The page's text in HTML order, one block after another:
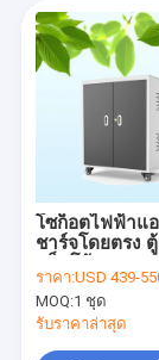
โซก็อตไฟฟ้าแ
ชาร์จโดยตรง
ราคา:USD 439-
MOQ:1 ชุด
รับราคาล่าสุด